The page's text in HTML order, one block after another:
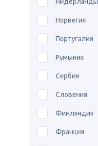
Норвегия
Португалия
Румыния
Сербия
Словения
Финляндия
Франция